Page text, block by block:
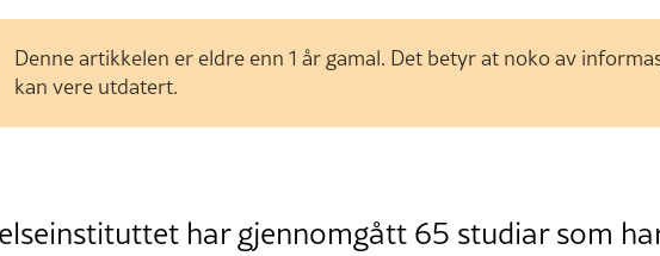
Denne artikkelen er eldre enn 1 år gamal. Det betyr at noko av
kan vere utdatert.
har gjennomgått 65 studiar som